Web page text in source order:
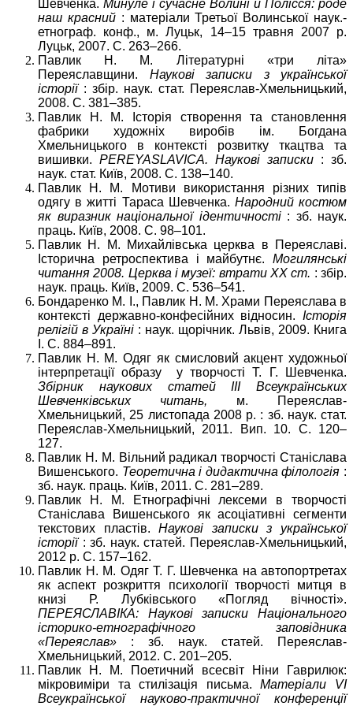
Шевченка. Минуле і сучасне Волині й Полісся: роде
наш красний : матеріали Третьої Волинської наук.-
етнограф. конф., м. Луцьк, 14–15 травня 2007 р.
Луцьк, 2007. С. 263–266.
Павлик Н. М. Літературні «три літа»
Переяславщини. Наукові записки з української
історії : збір. наук. стат. Переяслав-Хмельницький,
2008. С. 381–385.
Павлик Н. М. Історія створення та становлення
фабрики художніх виробів ім. Богдана
Хмельницького в контексті розвитку ткацтва та
вишивки. PEREYASLAVICA. Наукові записки : зб.
наук. стат. Київ, 2008. С. 138–140.
Павлик Н. М. Мотиви використання різних типів
одягу в житті Тараса Шевченка. Народний костюм
як виразник національної ідентичності : зб. наук.
праць. Київ, 2008. С. 98–101.
Павлик Н. М. Михайлівська церква в Переяславі.
Історична ретроспектива і майбутнє. Могилянські
читання 2008. Церква і музеї: втрати XX ст. : збір.
наук. праць. Київ, 2009. С. 536–541.
Бондаренко М. І., Павлик Н. М. Храми Переяслава в
контексті державно-конфесійних відносин. Історія
релігій в Україні : наук. щорічник. Львів, 2009. Книга
І. С. 884–891.
Павлик Н. М. Одяг як смисловий акцент художньої
інтерпретації образу у творчості Т. Г. Шевченка.
Збірник наукових статей ІІІ Всеукраїнських
Шевченківських читань, м. Переяслав-
Хмельницький, 25 листопада 2008 р. : зб. наук. стат.
Переяслав-Хмельницький, 2011. Вип. 10. С. 120–
127.
Павлик Н. М. Вільний радикал творчості Станіслава
Вишенського. Теоретична і дидактична філологія :
зб. наук. праць. Київ, 2011. С. 281–289.
Павлик Н. М. Етнографічні лексеми в творчості
Станіслава Вишенського як асоціативні сегменти
текстових пластів. Наукові записки з української
історії : зб. наук. статей. Переяслав-Хмельницький,
2012 р. С. 157–162.
Павлик Н. М. Одяг Т. Г. Шевченка на автопортретах
як аспект розкриття психології творчості митця в
книзі Р. Лубківського «Погляд вічності».
ПЕРЕЯСЛАВІКА: Наукові записки Національного
історико-етнографічного заповідника
«Переяслав» : зб. наук. статей. Переяслав-
Хмельницький, 2012. С. 201–205.
Павлик Н. М. Поетичний всесвіт Ніни Гаврилюк:
мікровиміри та стилізація письма.Матеріали VІ
Всеукраїнської науково-практичної конференції